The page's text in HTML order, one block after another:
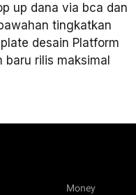
up dana via bca dan
tingkatkan
desain Platform
rilis maksimal
Money